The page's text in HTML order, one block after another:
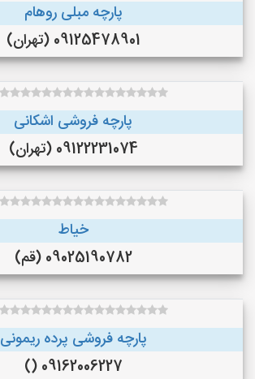
پارچه مبلی روهام
09125478901 (تهران)
پارچه فروشی اشکانی
09122231074 (تهران)
خیاط
09025190782 (قم)
پارچه فروشی پرده ریمونی
09162006227 ()